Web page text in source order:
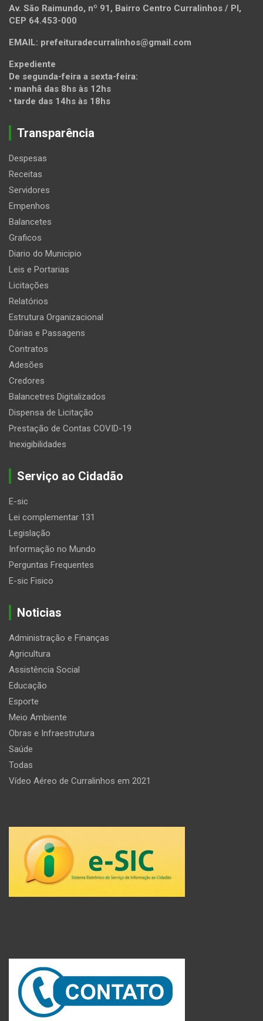
Av. São Raimundo, nº 91, Bairro Centro Curralinhos / PI,
CEP 64.453-000
EMAIL: prefeituradecurralinhos@gmail.com
Expediente
De segunda-feira a sexta-feira:
• manhã das 8hs às 12hs
• tarde das 14hs às 18hs
Transparência
Despesas
Receitas
Servidores
Empenhos
Balancetes
Graficos
Diario do Municipio
Leis e Portarias
Licitações
Relatórios
Estrutura Organizacional
Dárias e Passagens
Contratos
Adesões
Credores
Balancetres Digitalizados
Dispensa de Licitação
Prestação de Contas COVID-19
Inexigibilidades
Serviço ao Cidadão
E-sic
Lei complementar 131
Legislação
Informação no Mundo
Perguntas Frequentes
E-sic Fisico
Noticias
Administração e Finanças
Agricultura
Assistência Social
Educação
Esporte
Meio Ambiente
Obras e Infraestrutura
Saúde
Todas
Vídeo Aéreo de Curralinhos em 2021